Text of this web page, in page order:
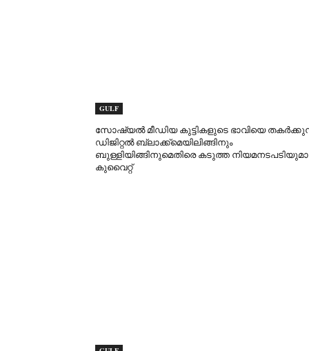
GULF
സോഷ്യൽ മീഡിയ കുട്ടികളുടെ ഭാവിയെ
ഡിജിറ്റൽ ബ്ലാക്ക്‌മെയിലിങ്ങിനും
ബുള്ളിയിങ്ങിനുമെതിരെ കടുത്ത
കുവൈറ്റ്